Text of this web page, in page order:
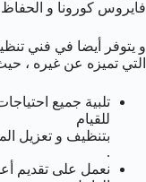
فايروس كورونا و
و يتوفر أيضا في فني
التي تميزه عن غيره ،
تلبية جميع
للقيام
بتنظيف و تعزيل
.
نعمل على تقديم